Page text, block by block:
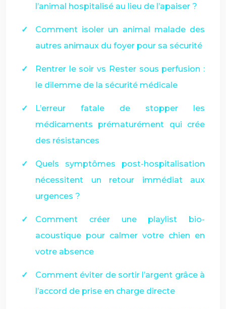
l’animal hospitalisé au lieu de l’apaiser ?
Comment isoler un animal malade des
autres animaux du foyer pour sa sécurité
Rentrer le soir vs Rester sous perfusion :
le dilemme de la sécurité médicale
L’erreur fatale de stopper les
médicaments prématurément qui crée
des résistances
Quels symptômes post-hospitalisation
nécessitent un retour immédiat aux
urgences ?
Comment créer une playlist bio-
acoustique pour calmer votre chien en
votre absence
Comment éviter de sortir l’argent grâce à
l’accord de prise en charge directe